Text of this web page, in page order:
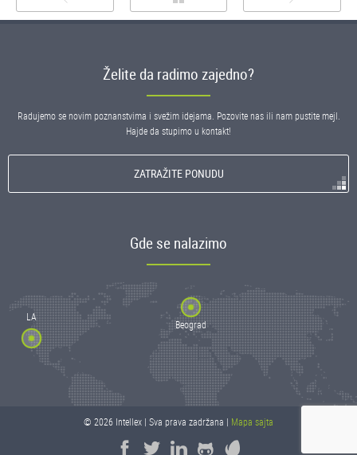
Želite da radimo zajedno?
Radujemo se novim poznanstvima i svežim idejama. Pozovite nas ili nam pustite mejl.
Hajde da stupimo u kontakt!
ZATRAŽITE PONUDU
Gde se nalazimo
LA
Beograd
© 2026 Intellex | Sva prava zadržana | Mapa sajta